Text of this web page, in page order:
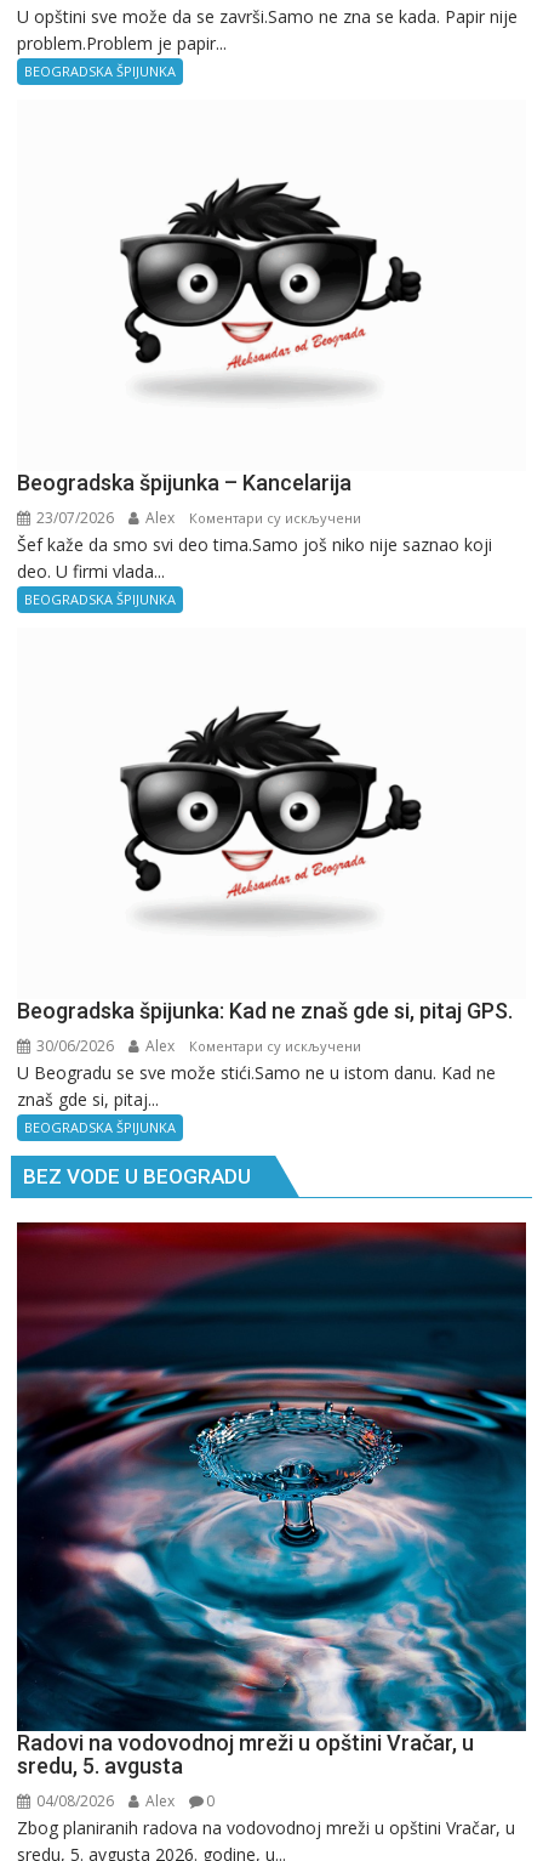
Beogradska
U opštini sve može da se završi.Samo ne zna se kada. Papir nije
problem.Problem je papir...
BEOGRADSKA ŠPIJUNKA
Beogradska špijunka – Kancelarija
23/07/2026 Alex Коментари су искључени
Beogradska
Šef kaže da smo svi deo tima.Samo još niko nije saznao koji
deo. U firmi vlada...
BEOGRADSKA ŠPIJUNKA
Beogradska špijunka: Kad ne znaš gde si, pitaj GPS.
30/06/2026 Alex Коментари су искључени
Beogradska
si,
U Beogradu se sve može stići.Samo ne u istom danu. Kad ne
znaš gde si, pitaj...
BEOGRADSKA ŠPIJUNKA
BEZ VODE U BEOGRADU
Radovi na vodovodnoj mreži u opštini Vračar, u
sredu, 5. avgusta
04/08/2026 Alex 0
Zbog planiranih radova na vodovodnoj mreži u opštini Vračar, u
sredu, 5. avgusta 2026. godine, u...